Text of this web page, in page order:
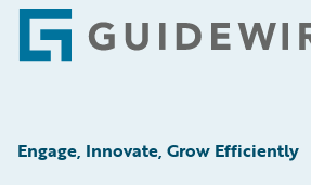
Footer
Engage, Innovate, Grow Efficiently